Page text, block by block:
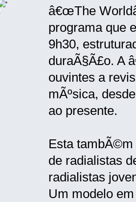
â€œThe
programa que
9h30,
duraÃ§Ã£o. A
ouvintes a
mÃºsica,
ao presente.
Esta
de radialistas
radialistas
Um modelo